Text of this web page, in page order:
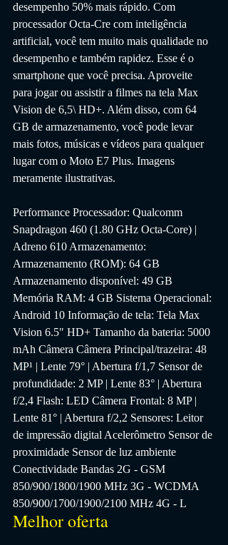
desempenho 50% mais rápido. Com
processador Octa-Cre com inteligência
artificial, você tem muito mais qualidade no
desempenho e também rapidez. Esse é o
smartphone que você precisa. Aproveite
para jogar ou assistir a filmes na tela Max
Vision de 6,5\ HD+. Além disso, com 64
GB de armazenamento, você pode levar
mais fotos, músicas e vídeos para qualquer
lugar com o Moto E7 Plus. Imagens
meramente ilustrativas.
Performance Processador: Qualcomm
Snapdragon 460 (1.80 GHz Octa-Core) |
Adreno 610 Armazenamento:
Armazenamento (ROM): 64 GB
Armazenamento disponível: 49 GB
Memória RAM: 4 GB Sistema Operacional:
Android 10 Informação de tela: Tela Max
Vision 6.5" HD+ Tamanho da bateria: 5000
mAh Câmera Câmera Principal/trazeira: 48
MP¹ | Lente 79° | Abertura f/1,7 Sensor de
profundidade: 2 MP | Lente 83° | Abertura
f/2,4 Flash: LED Câmera Frontal: 8 MP |
Lente 81° | Abertura f/2,2 Sensores: Leitor
de impressão digital Acelerômetro Sensor de
proximidade Sensor de luz ambiente
Conectividade Bandas 2G - GSM
850/900/1800/1900 MHz 3G - WCDMA
850/900/1700/1900/2100 MHz 4G - L
Melhor oferta